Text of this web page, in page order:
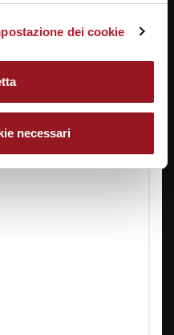
dei cookie
necessari